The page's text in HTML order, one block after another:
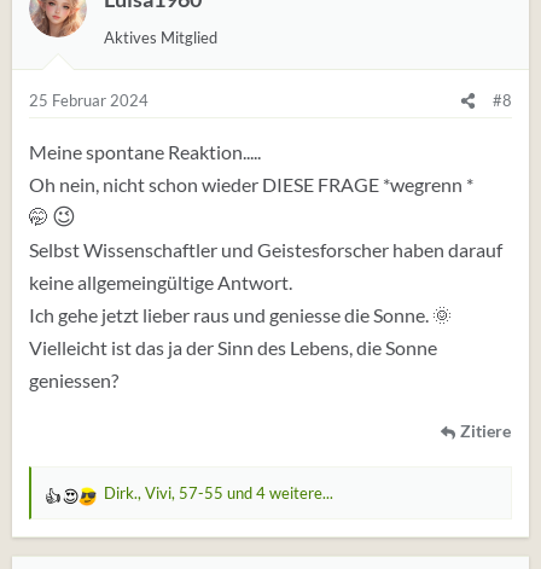
Aktives Mitglied
25 Februar 2024 #8
Meine spontane Reaktion.....
Oh nein, nicht schon wieder DIESE FRAGE *wegrenn *
🤭 😉
Selbst Wissenschaftler und Geistesforscher haben darauf
keine allgemeingültige Antwort.
Ich gehe jetzt lieber raus und geniesse die Sonne. 🌞
Vielleicht ist das ja der Sinn des Lebens, die Sonne
geniessen?
Zitiere
W
r
Dirk., Vivi, 57-55 und 4 weitere...